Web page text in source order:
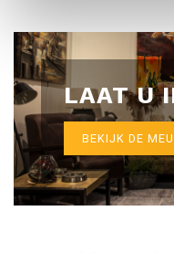
LAAT U
BEKIJK DE